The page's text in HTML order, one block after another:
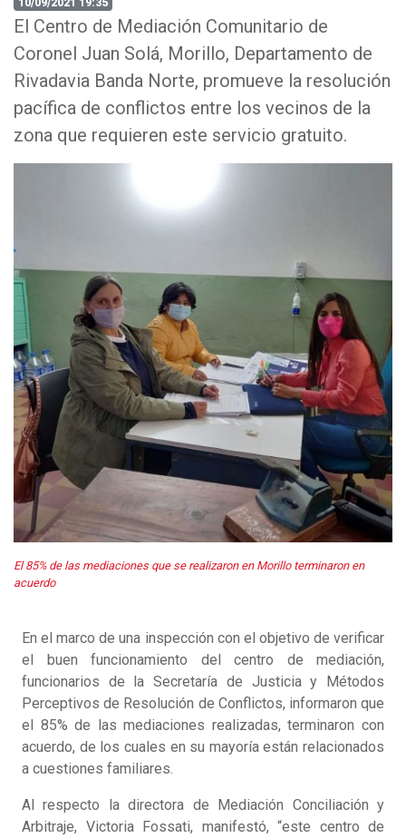
10/09/2021 19:35
El Centro de Mediación Comunitario de
Coronel Juan Solá, Morillo, Departamento de
Rivadavia Banda Norte, promueve la resolución
pacífica de conflictos entre los vecinos de la
zona que requieren este servicio gratuito.
El 85% de las mediaciones que se realizaron en Morillo terminaron en
acuerdo
En el marco de una inspección con el objetivo de verificar
el buen funcionamiento del centro de mediación,
funcionarios de la Secretaría de Justicia y Métodos
Perceptivos de Resolución de Conflictos, informaron que
el 85% de las mediaciones realizadas, terminaron con
acuerdo, de los cuales en su mayoría están relacionados
a cuestiones familiares.
Al respecto la directora de Mediación Conciliación y
Arbitraje, Victoria Fossati, manifestó, “este centro de